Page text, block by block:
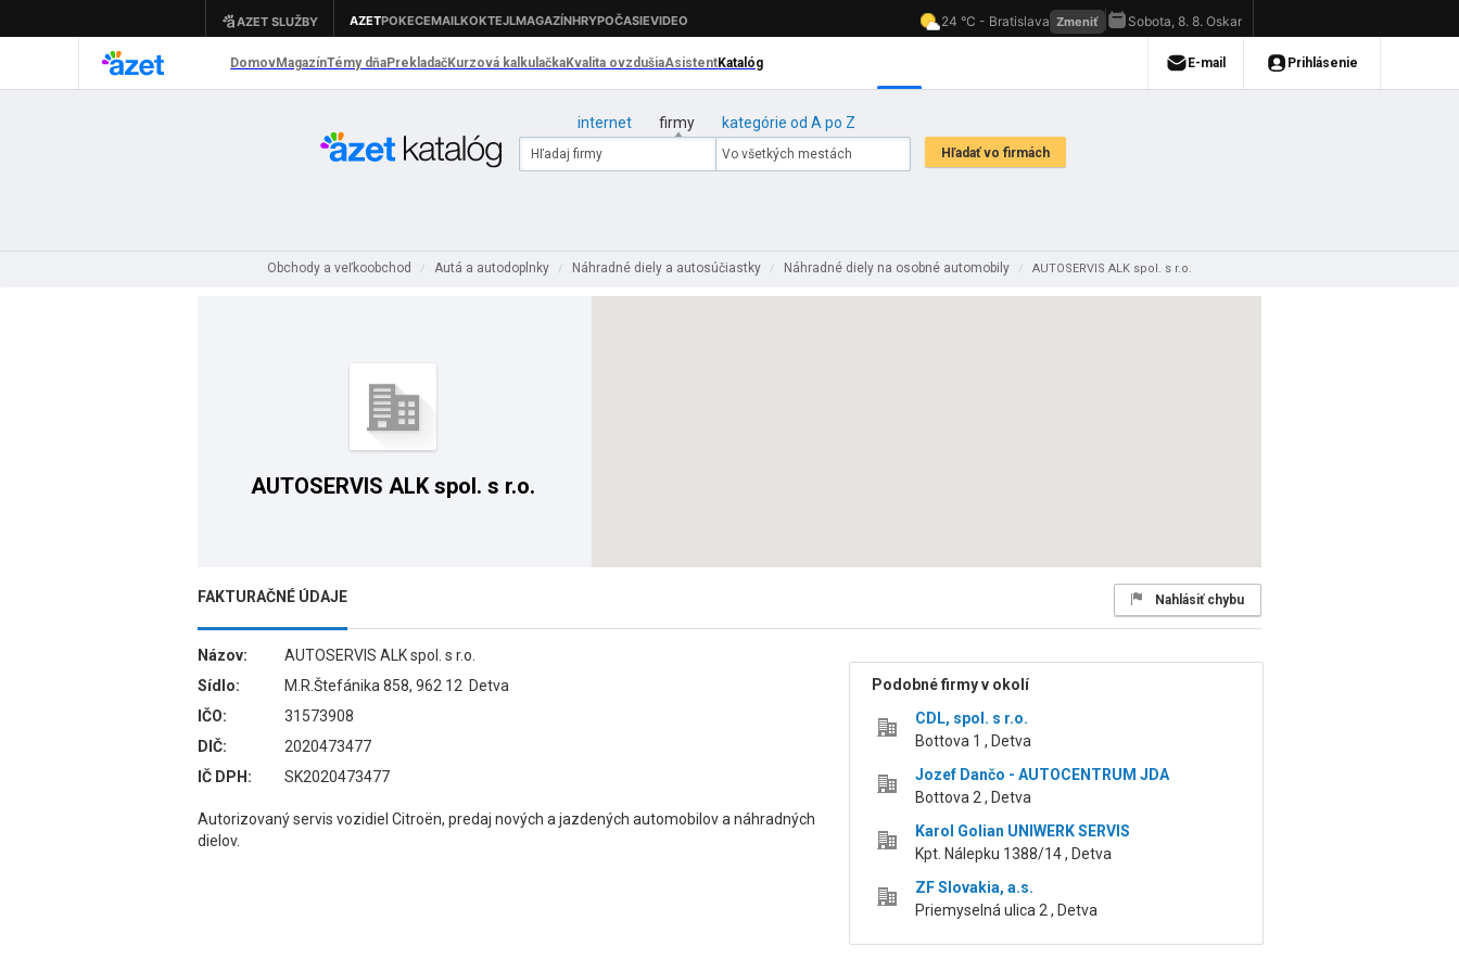
internet firmy kategórie od A po Z
Obchody a veľkoobchod / Autá a autodoplnky / Náhradné diely a autosúčiastky / Náhradné diely na osobné automobily / AUTOSERVIS ALK spol. s r.o.
AUTOSERVIS ALK spol. s r.o.
FAKTURAČNÉ ÚDAJE Nahlásiť chybu
Názov:
AUTOSERVIS ALK spol. s r.o.
Sídlo:
M.R.Štefánika 858, 962 12 Detva
IČO:
31573908
DIČ:
2020473477
IČ DPH:
SK2020473477
Autorizovaný servis vozidiel Citroën, predaj nových a jazdených automobilov a náhradných
dielov.
Podobné firmy v okolí
CDL, spol. s r.o.
Bottova 1 , Detva
Jozef Dančo - AUTOCENTRUM JDA
Bottova 2 , Detva
Karol Golian UNIWERK SERVIS
Kpt. Nálepku 1388/14 , Detva
ZF Slovakia, a.s.
Priemyselná ulica 2 , Detva